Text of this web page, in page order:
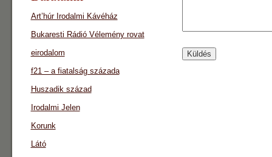
Art’húr Irodalmi Kávéház
Bukaresti Rádió Vélemény rovat
eirodalom
f21 – a fiatalság százada
Huszadik század
Irodalmi Jelen
Korunk
Látó